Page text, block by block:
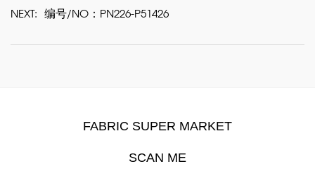
NEXT: 编号/NO：PN226-P51426
FABRIC SUPER MARKET
SCAN ME